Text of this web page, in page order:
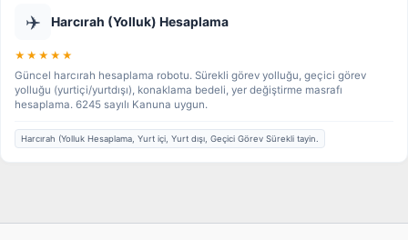
✈️ Harcırah (Yolluk) Hesaplama
★★★★★
Güncel harcırah hesaplama robotu. Sürekli görev yolluğu, geçici görev
yolluğu (yurtiçi/yurtdışı), konaklama bedeli, yer değiştirme masrafı
hesaplama. 6245 sayılı Kanuna uygun.
Harcırah (Yolluk Hesaplama, Yurt içi, Yurt dışı, Geçici Görev Sürekli tayin.